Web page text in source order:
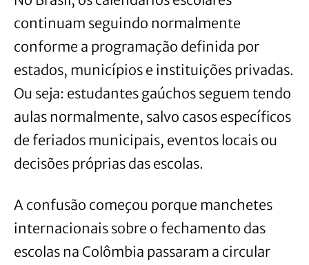
continuam seguindo normalmente
conforme a programação definida por
estados, municípios e instituições privadas.
Ou seja: estudantes gaúchos seguem tendo
aulas normalmente, salvo casos específicos
de feriados municipais, eventos locais ou
decisões próprias das escolas.
A confusão começou porque manchetes
internacionais sobre o fechamento das
escolas na Colômbia passaram a circular